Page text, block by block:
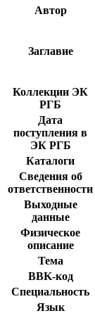
Автор
Заглавие
Коллекции ЭК
РГБ
Дата
поступления в
ЭК РГБ
Каталоги
Сведения об
ответственности
Выходные
данные
Физическое
описание
Тема
BBK-код
Специальность
Язык